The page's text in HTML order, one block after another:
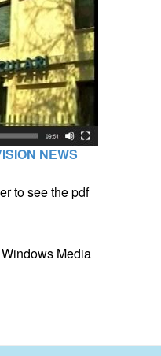
NEWS
to see the pdf
Media